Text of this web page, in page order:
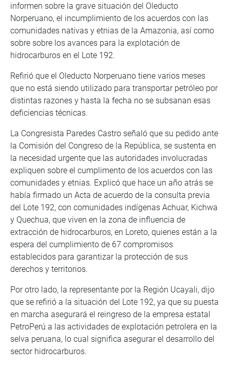
informen sobre la grave situación del Oleducto
Norperuano, el incumplimiento de los acuerdos con las
comunidades nativas y etnias de la Amazonia, así como
sobre sobre los avances para la explotación de
hidrocarburos en el Lote 192.
Refirió que el Oleducto Norperuano tiene varios meses
que no está siendo utilizado para transportar petróleo por
distintas razones y hasta la fecha no se subsanan esas
deficiencias técnicas.
La Congresista Paredes Castro señaló que su pedido ante
la Comisión del Congreso de la República, se sustenta en
la necesidad urgente que las autoridades involucradas
expliquen sobre el cumplimento de los acuerdos con las
comunidades y etnias. Explicó que hace un año atrás se
había firmado un Acta de acuerdo de la consulta previa
del Lote 192, con comunidades indígenas Achuar, Kichwa
y Quechua, que viven en la zona de influencia de
extracción de hidrocarburos, en Loreto, quienes están a la
espera del cumplimiento de 67 compromisos
establecidos para garantizar la protección de sus
derechos y territorios.
Por otro lado, la representante por la Región Ucayali, dijo
que se refirió a la situación del Lote 192, ya que su puesta
en marcha asegurará el reingreso de la empresa estatal
PetroPerú a las actividades de explotación petrolera en la
selva peruana, lo cual significa asegurar el desarrollo del
sector hidrocarburos.